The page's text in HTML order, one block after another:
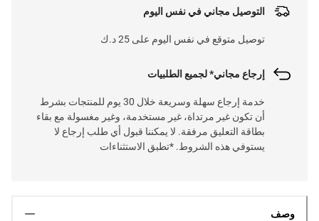
التوصيل مجاني في نفس اليوم
توصيل متوقع في نفس اليوم على 25 د.ك
إرجاع مجاني* لجميع الطلبيات
خدمة إرجاع سهلة وسريعة خلال 30 يوم للمنتجات بشرط
أن تكون غير مرتداة، غير مستخدمة، وغير مغسولة مع بقاء
بطاقة التعليق مرفقة. لا يمكننا قبول أي طلب إرجاع لا
يستوفي هذه الشروط. *تطبق الاستثناءات
وصف